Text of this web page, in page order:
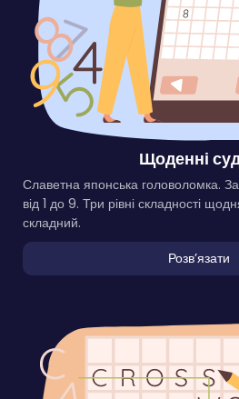
Щоденні
Славетна японська головоломка.
від 1 до 9. Три рівні складності
складний.
Розвʼязати